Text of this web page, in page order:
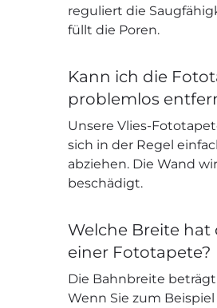
reguliert die
füllt die Poren.
Kann ich die
problemlos
Unsere Vlies-
sich in der Regel
abziehen. Die Wand
beschädigt.
Welche Breite hat
einer Fototapete?
Die Bahnbreite
Wenn Sie zum